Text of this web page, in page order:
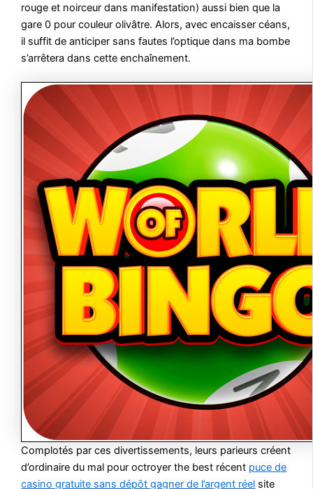
rouge et noirceur dans manifestation) aussi bien que la
gare 0 pour couleur olivâtre. Alors, avec encaisser céans,
il suffit de anticiper sans fautes l’optique dans ma bombe
s’arrêtera dans cette enchaînement.
Complotés par ces divertissements, leurs parieurs créent
d’ordinaire du mal pour octroyer the best récent puce de
casino gratuite sans dépôt gagner de l’argent réel site